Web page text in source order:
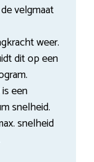
velgmaat
weer.
dit op een
een
snelheid.
snelheid